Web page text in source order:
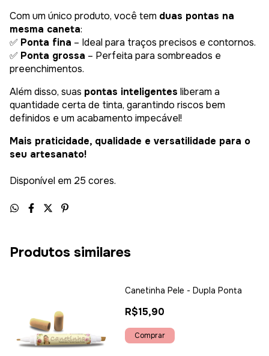
Com um único produto, você tem duas pontas na
mesma caneta:
✅ Ponta fina – Ideal para traços precisos e contornos.
✅ Ponta grossa – Perfeita para sombreados e
preenchimentos.
Além disso, suas pontas inteligentes liberam a
quantidade certa de tinta, garantindo riscos bem
definidos e um acabamento impecável!
Mais praticidade, qualidade e versatilidade para o
seu artesanato!
Disponível em 25 cores.
Produtos similares
Canetinha Pele - Dupla Ponta
R$15,90